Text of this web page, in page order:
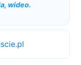
wideo.